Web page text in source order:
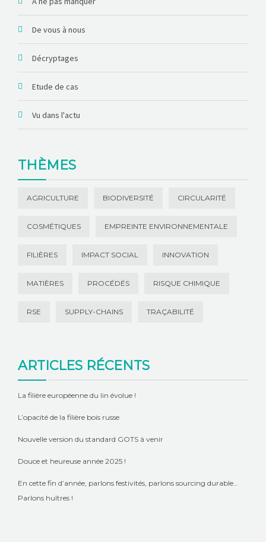
De vous à nous
Décryptages
Etude de cas
Vu dans l'actu
THÈMES
AGRICULTURE BIODIVERSITÉ CIRCULARITÉ
COSMÉTIQUES EMPREINTE ENVIRONNEMENTALE
FILIÈRES IMPACT SOCIAL INNOVATION
MATIÈRES PROCÉDÉS RISQUE CHIMIQUE
RSE SUPPLY-CHAINS TRAÇABILITÉ
ARTICLES RÉCENTS
La filière européenne du lin évolue !
L’opacité de la filière bois russe
Nouvelle version du standard GOTS à venir
Douce et heureuse année 2025 !
En cette fin d’année, parlons festivités, parlons sourcing durable…
Parlons huîtres !